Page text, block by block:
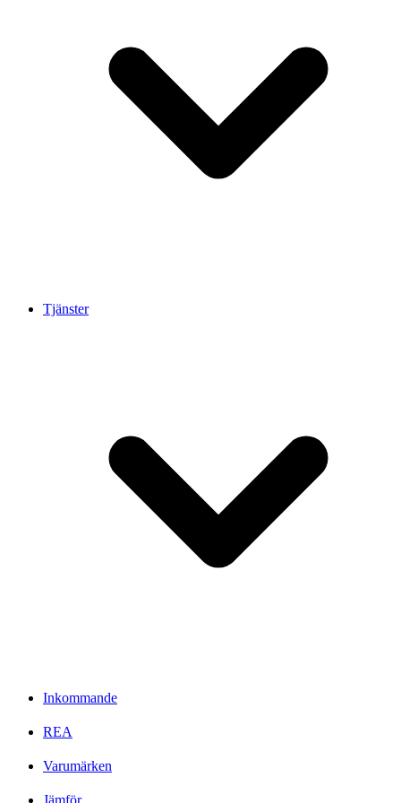
Tjänster
Inkommande
REA
Varumärken
Jämför